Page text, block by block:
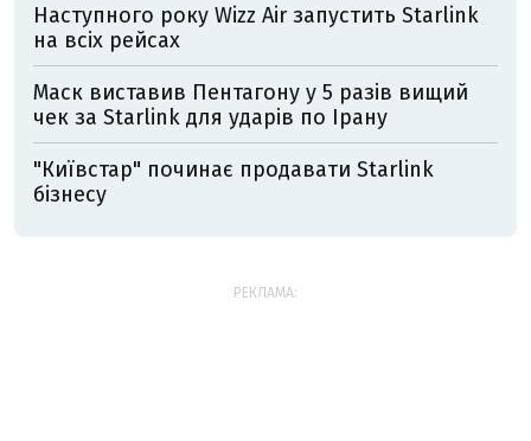
Наступного року Wizz Air запустить Starlink
на всіх рейсах
Маск виставив Пентагону у 5 разів вищий
чек за Starlink для ударів по Ірану
"Київстар" починає продавати Starlink
бізнесу
РЕКЛАМА: